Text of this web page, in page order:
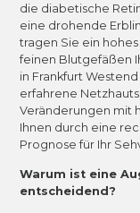
die diabetische
eine drohende
tragen Sie ein
feinen Blutgefäßen
in Frankfurt
erfahrene
Veränderungen mit
Ihnen durch eine
Prognose für Ihr
Warum ist eine
entscheidend?